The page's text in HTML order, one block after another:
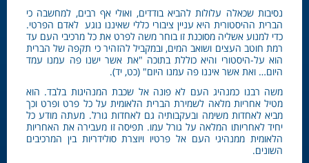
נסיבות שכאלה עלולות להביא בודדים, ואולי אף רבים, למחשבה כי
הברית ההיסטורית היא עניין ציבורי כללי שאיננו נוגע לאדם הפרטי.
כדי למנוע אשליה מסוכנת זו בוחר משה לפרט את כל מרכיבי העם עד
רמת חוטב העצים ושואב המים, ובמקביל להזהיר כי תקפה של הברית
הוא על-היסטורי והיא כוללת בתוכה "את אשר ישנו פה עמנו עמד
היום… ואת אשר איננו פה עמנו היום" (כט, יד).
משה רבנו כמנהיג העם לא פונה אל שכבת המנהיגות בלבד. הוא
מטיל אחריות מלאה לשמירת הברית הלאומית על כל פרט ופרט וכך
מביא לאחדות משימה ובעקבותיה גם לאחדות גורל. מעתה מודע כל
יחיד לאחריותו המלאה על גורל עמו. תפיסה זו מעבירה את האחריות
הלאומית ממנהיגי העם אל פרטיו ויוצרת סולידריות בין המרכיבים
השונים.